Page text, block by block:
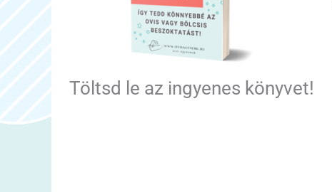
Töltsd le az ingyenes könyvet!